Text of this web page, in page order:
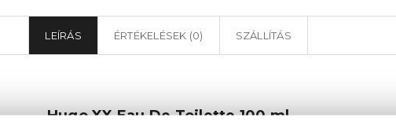
LEÍRÁS ÉRTÉKELÉSEK (0) SZÁLLÍTÁS
Hugo XX Eau De Toilette 100 ml